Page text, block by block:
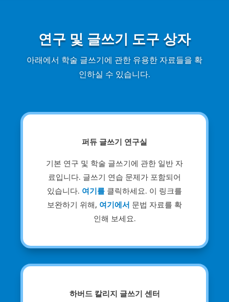
연구 및 글쓰기 도구 상자
아래에서 학술 글쓰기에 관한 유용한 자료들을 확
인하실 수 있습니다.
퍼듀 글쓰기 연구실
기본 연구 및 학술 글쓰기에 관한 일반 자
료입니다. 글쓰기 연습 문제가 포함되어
있습니다. 여기를 클릭하세요. 이 링크를
보완하기 위해, 여기에서 문법 자료를 확
인해 보세요.
하버드 칼리지 글쓰기 센터